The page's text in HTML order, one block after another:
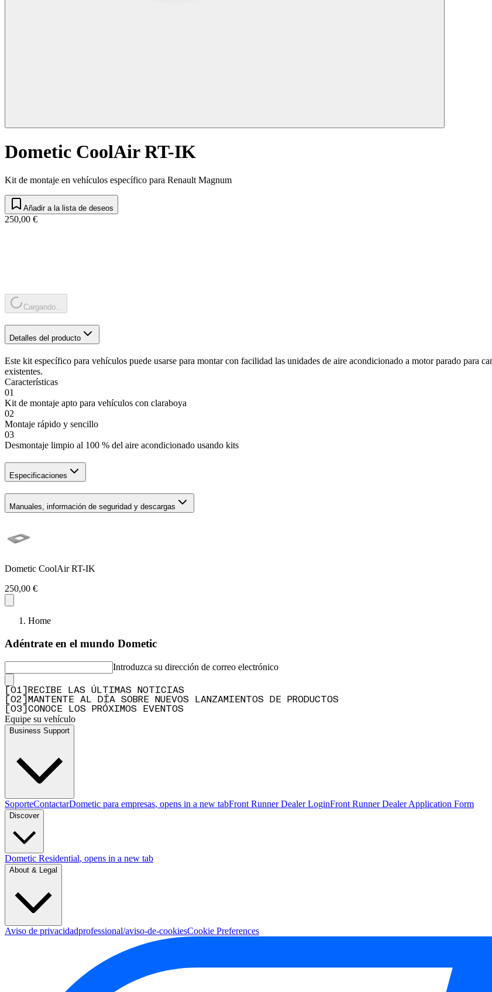
Dometic CoolAir RT-IK
Kit de montaje en vehículos específico para Renault Magnum
Añadir a la lista de deseos
250,00 €
Cargando...
Detalles del producto
Este kit específico para vehículos puede usarse para montar con facilidad las unidades de aire acondicionado a motor parado
existentes.
Características
01
Kit de montaje apto para vehículos con claraboya
02
Montaje rápido y sencillo
03
Desmontaje limpio al 100 % del aire acondicionado usando kits
Especificaciones
Manuales, información de seguridad y descargas
Dometic CoolAir RT-IK
250,00 €
Home
Adéntrate en el mundo Dometic
Introduzca su dirección de correo electrónico
01
RECIBE LAS ÚLTIMAS NOTICIAS
02
MANTENTE AL DÍA SOBRE NUEVOS LANZAMIENTOS DE PRODUCTOS
03 CONOCE LOS PRÓXIMOS EVENTOS
Equipe su vehículo
Business Support
SoporteContactarDometic para empresas, opens in a new tabFront Runner Dealer LoginFront Runner Dealer Application Form
Discover
Dometic Residential, opens in a new tab
About & Legal
Aviso de privacidadprofessional/aviso-de-cookiesCookie Preferences